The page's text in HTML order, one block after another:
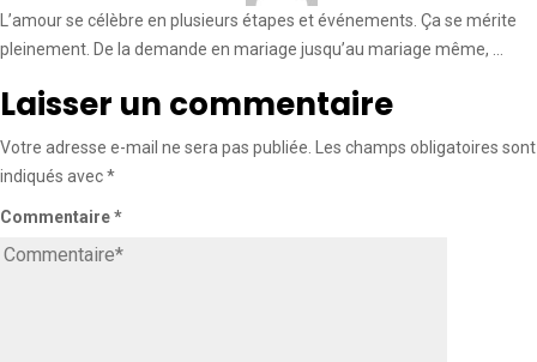
L’amour se célèbre en plusieurs étapes et événements. Ça se mérite
pleinement. De la demande en mariage jusqu’au mariage même, …
Laisser un commentaire
Votre adresse e-mail ne sera pas publiée.
Les champs obligatoires sont
indiqués avec*
Commentaire*